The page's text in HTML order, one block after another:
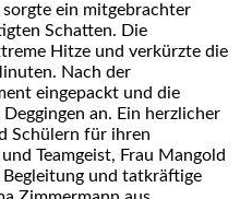
ein mitgebrachter
Schatten. Die
Hitze und verkürzte die
Nach der
eingepackt und die
an. Ein herzlicher
Schülern für ihren
Teamgeist, Frau Mangold
und tatkräftige